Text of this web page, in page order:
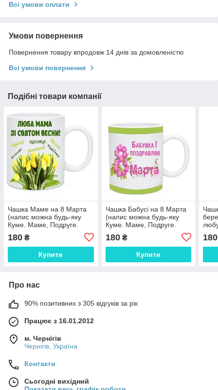
Всі умови оплати
Умови повернення
Повернення товару впродовж 14 днів за домовленістю
Всі умови повернення
Подібні товари компанії
Чашка Маме на 8 Марта
(напис можна будь-яку
Куме. Маме, Подруге.
180 ₴
Купити
Чашка Бабусі на 8 Марта
(напис можна будь-яку
Куме. Маме, Подруге.
180₴
Купити
180
Про нас
90% позитивних з 305 відгуків за рік
Працює з 16.01.2012
м. Чернігів
Чернігів, Україна
Контакти
Сьогодні вихідний